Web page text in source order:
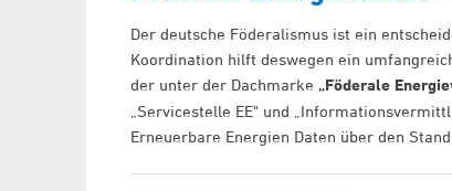
Der deutsche Föderalismus ist ein
Koordination hilft deswegen ein
der unter der Dachmarke „Föderale
„Servicestelle EE" und
Erneuerbare Energien Daten über den